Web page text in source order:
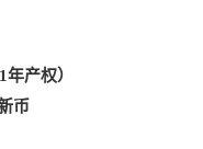
产权）
币